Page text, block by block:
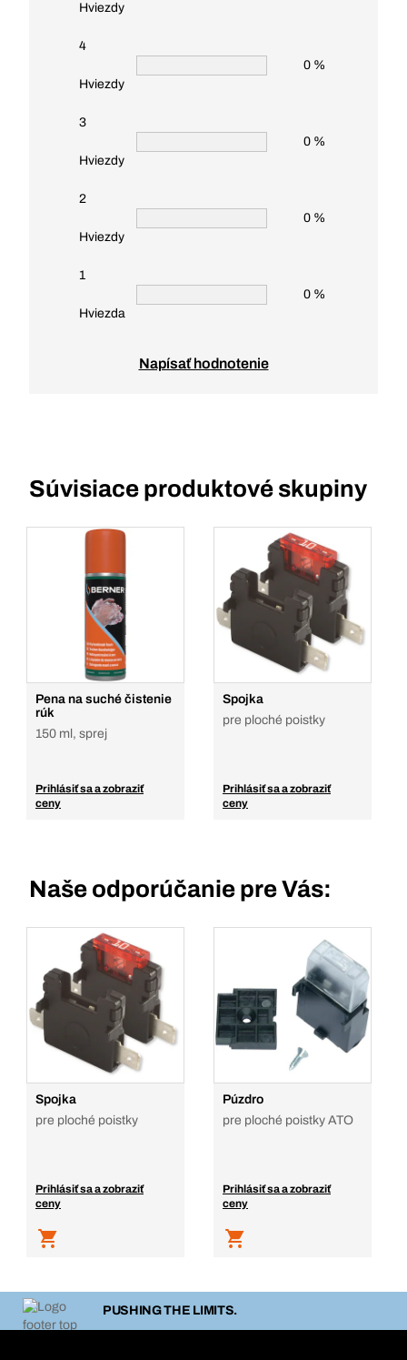
Hviezdy
4
Hviezdy
0 %
3
Hviezdy
0 %
2
Hviezdy
0 %
1
Hviezda
0 %
Napísať hodnotenie
Súvisiace produktové skupiny
Pena na suché čistenie
rúk
150 ml, sprej
Prihlásiť sa a zobraziť
ceny
Spojka
pre ploché poistky
Prihlásiť sa a zobraziť
ceny
Naše odporúčanie pre Vás:
Spojka
pre ploché poistky
Prihlásiť sa a zobraziť
ceny
Púzdro
pre ploché poistky ATO
Prihlásiť sa a zobraziť
ceny
PUSHING THE LIMITS.